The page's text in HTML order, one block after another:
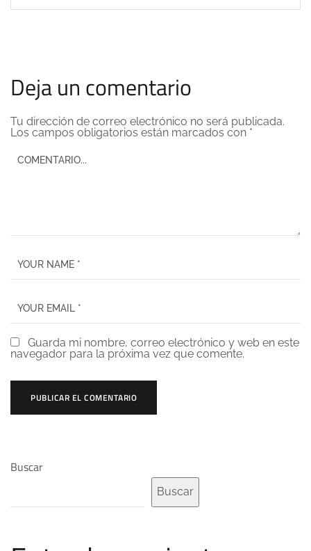
Deja un comentario
Tu dirección de correo electrónico no será publicada.
Los campos obligatorios están marcados con *
Guarda mi nombre, correo electrónico y web en este
navegador para la próxima vez que comente.
Buscar
Buscar